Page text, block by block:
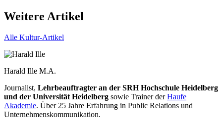
Weitere Artikel
Alle Kultur-Artikel
Harald Ille M.A.
Journalist, Lehrbeauftragter an der SRH Hochschule Heidelberg
und der Universität Heidelberg sowie Trainer derHaufe
Akademie. Über 25 Jahre Erfahrung in Public Relations und
Unternehmenskommunikation.